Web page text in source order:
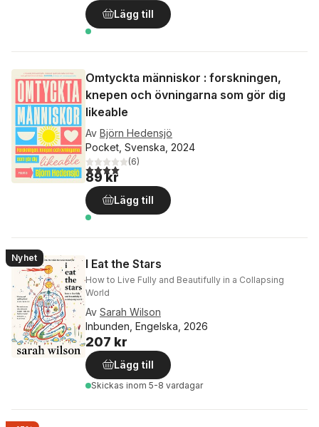
Lägg till
Omtyckta människor : forskningen,
knepen och övningarna som gör dig
likeable
Av Björn Hedensjö
Pocket, Svenska, 2024
4,0utav 5 stjärnor. Totalt antal röster:
(6)
89 kr
Lägg till
Nyhet I Eat the Stars
How to Live Fully and Beautifully in a Collapsing
World
Av Sarah Wilson
Inbunden, Engelska, 2026
207 kr
Lägg till
Skickas inom 5-8 vardagar